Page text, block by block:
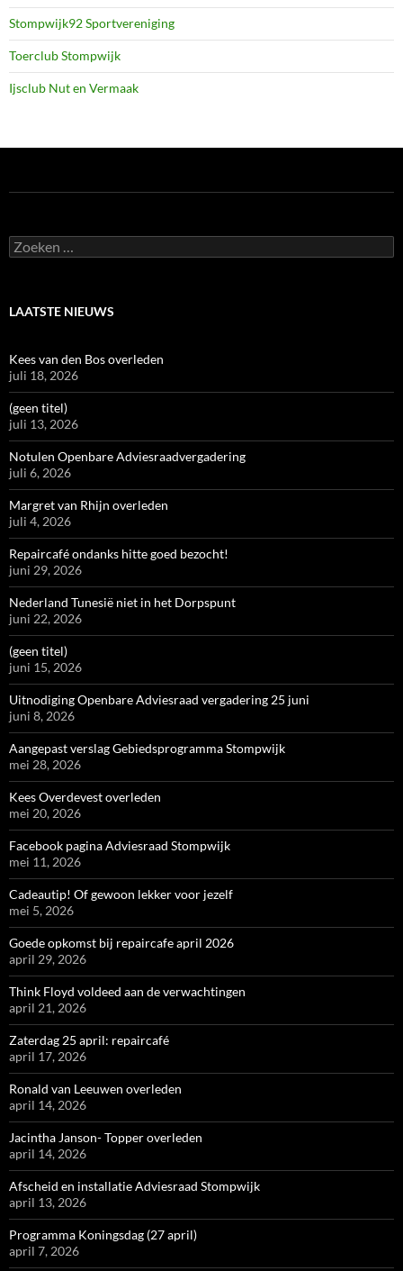
Stompwijk92 Sportvereniging
Toerclub Stompwijk
Ijsclub Nut en Vermaak
Zoeken
naar:
LAATSTE NIEUWS
Kees van den Bos overleden
juli 18, 2026
(geen titel)
juli 13, 2026
Notulen Openbare Adviesraadvergadering
juli 6, 2026
Margret van Rhijn overleden
juli 4, 2026
Repaircafé ondanks hitte goed bezocht!
juni 29, 2026
Nederland Tunesië niet in het Dorpspunt
juni 22, 2026
(geen titel)
juni 15, 2026
Uitnodiging Openbare Adviesraad vergadering 25 juni
juni 8, 2026
Aangepast verslag Gebiedsprogramma Stompwijk
mei 28, 2026
Kees Overdevest overleden
mei 20, 2026
Facebook pagina Adviesraad Stompwijk
mei 11, 2026
Cadeautip! Of gewoon lekker voor jezelf
mei 5, 2026
Goede opkomst bij repaircafe april 2026
april 29, 2026
Think Floyd voldeed aan de verwachtingen
april 21, 2026
Zaterdag 25 april: repaircafé
april 17, 2026
Ronald van Leeuwen overleden
april 14, 2026
Jacintha Janson- Topper overleden
april 14, 2026
Afscheid en installatie Adviesraad Stompwijk
april 13, 2026
Programma Koningsdag (27 april)
april 7, 2026